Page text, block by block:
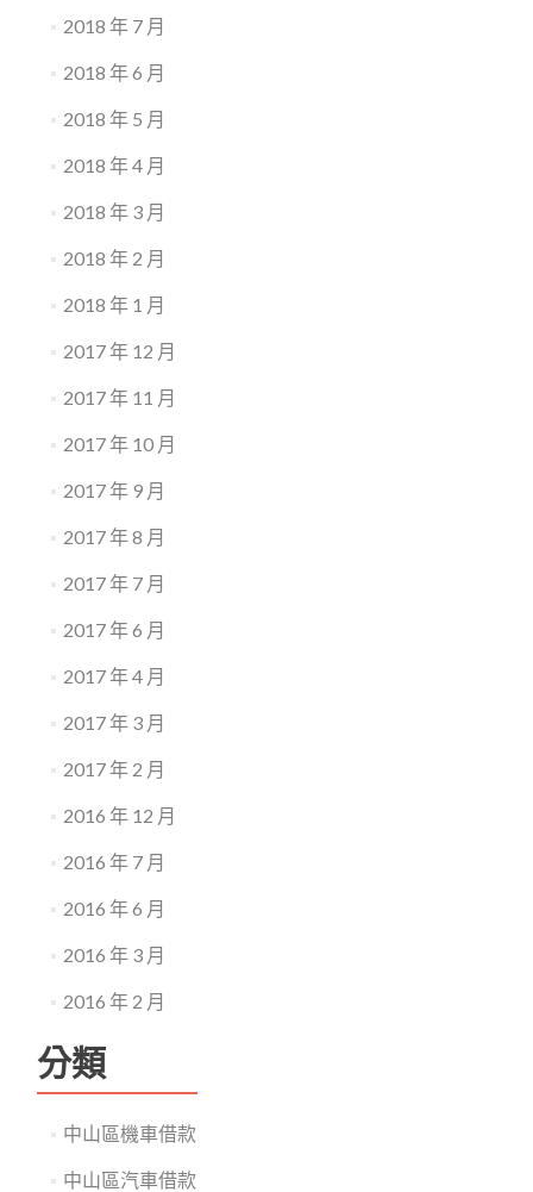
2018 年 7 月
2018 年 6 月
2018 年 5 月
2018 年 4 月
2018 年 3 月
2018 年 2 月
2018 年 1 月
2017 年 12 月
2017 年 11 月
2017 年 10 月
2017 年 9 月
2017 年 8 月
2017 年 7 月
2017 年 6 月
2017 年 4 月
2017 年 3 月
2017 年 2 月
2016 年 12 月
2016 年 7 月
2016 年 6 月
2016 年 3 月
2016 年 2 月
分類
中山區機車借款
中山區汽車借款